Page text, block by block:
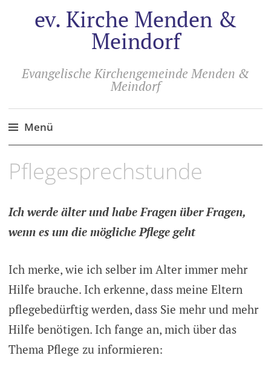
ev. Kirche Menden &
Meindorf
Evangelische Kirchengemeinde Menden &
Meindorf
Menü
Inhalt
springen
Pflegesprechstunde
Ich werde älter und habe Fragen über Fragen,
wenn es um die mögliche Pflege geht
Ich merke, wie ich selber im Alter immer mehr
Hilfe brauche. Ich erkenne, dass meine Eltern
pflegebedürftig werden, dass Sie mehr und mehr
Hilfe benötigen. Ich fange an, mich über das
Thema Pflege zu informieren: